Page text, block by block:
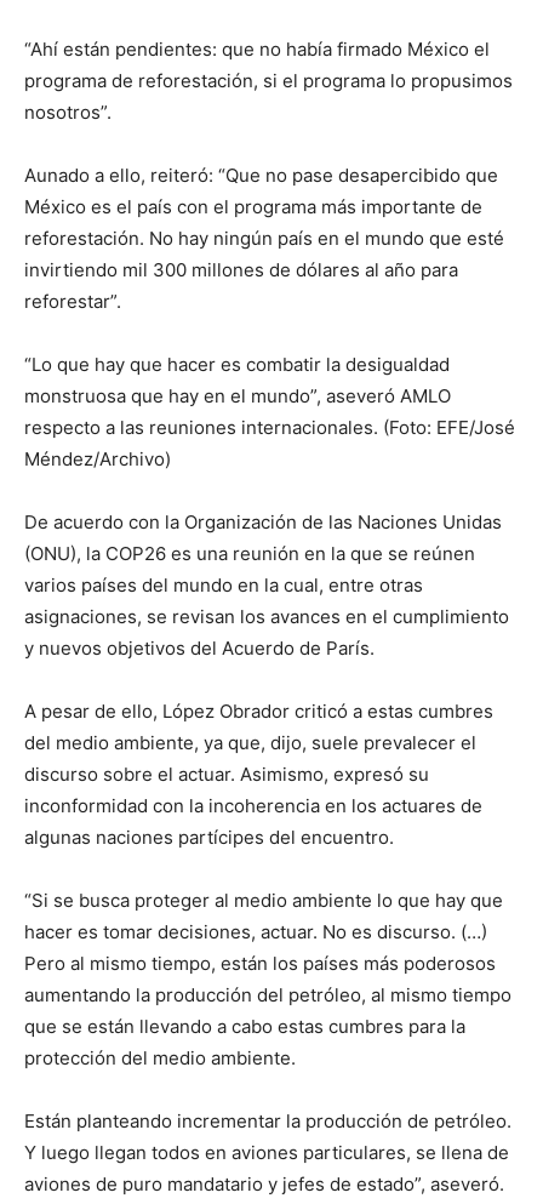
“Ahí están pendientes: que no había firmado México el
programa de reforestación, si el programa lo propusimos
nosotros”.
Aunado a ello, reiteró: “Que no pase desapercibido que
México es el país con el programa más importante de
reforestación. No hay ningún país en el mundo que esté
invirtiendo mil 300 millones de dólares al año para
reforestar”.
“Lo que hay que hacer es combatir la desigualdad
monstruosa que hay en el mundo”, aseveró AMLO
respecto a las reuniones internacionales. (Foto: EFE/José
Méndez/Archivo)
De acuerdo con la Organización de las Naciones Unidas
(ONU), la COP26 es una reunión en la que se reúnen
varios países del mundo en la cual, entre otras
asignaciones, se revisan los avances en el cumplimiento
y nuevos objetivos del Acuerdo de París.
A pesar de ello, López Obrador criticó a estas cumbres
del medio ambiente, ya que, dijo, suele prevalecer el
discurso sobre el actuar. Asimismo, expresó su
inconformidad con la incoherencia en los actuares de
algunas naciones partícipes del encuentro.
“Si se busca proteger al medio ambiente lo que hay que
hacer es tomar decisiones, actuar. No es discurso. (…)
Pero al mismo tiempo, están los países más poderosos
aumentando la producción del petróleo, al mismo tiempo
que se están llevando a cabo estas cumbres para la
protección del medio ambiente.
Están planteando incrementar la producción de petróleo.
Y luego llegan todos en aviones particulares, se llena de
aviones de puro mandatario y jefes de estado”, aseveró.